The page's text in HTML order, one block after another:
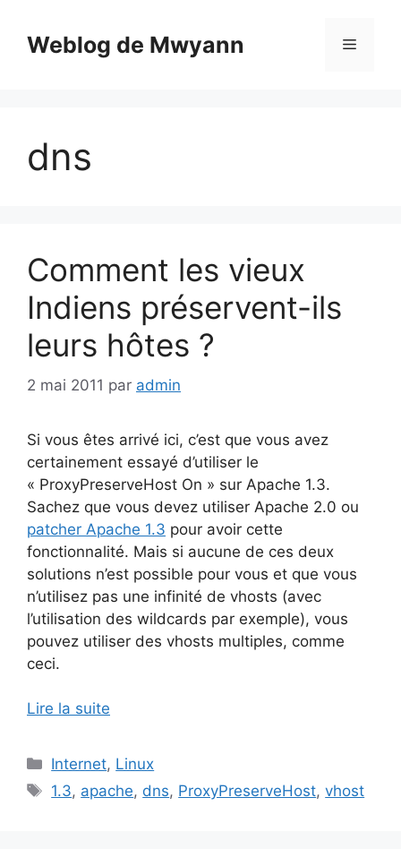
contenuWeblog de Mwyann Menu
dns
Comment les vieux
Indiens préservent-ils
leurs hôtes ?
2 mai 2011 par admin
Si vous êtes arrivé ici, c’est que vous avez
certainement essayé d’utiliser le
« ProxyPreserveHost On » sur Apache 1.3.
Sachez que vous devez utiliser Apache 2.0 ou
patcher Apache 1.3 pour avoir cette
fonctionnalité. Mais si aucune de ces deux
solutions n’est possible pour vous et que vous
n’utilisez pas une infinité de vhosts (avec
l’utilisation des wildcards par exemple), vous
pouvez utiliser des vhosts multiples, comme
ceci.
Lire la suite
Catégories
Internet, Linux
Étiquettes
1.3, apache, dns, ProxyPreserveHost,vhost